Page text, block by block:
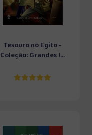
Tesouro no Egito -
Coleção: Grandes I...